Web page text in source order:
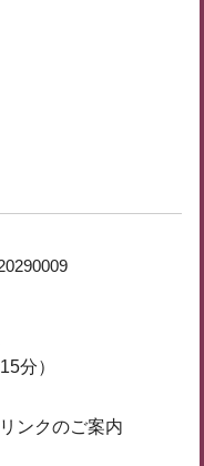
分）
ンクのご案内